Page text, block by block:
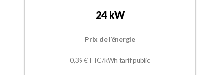
24 kW
Prix de l’énergie
0,39€TTC/kWh tarif public